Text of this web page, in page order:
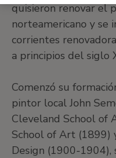
quisieron renovar el
norteamericano y se
corrientes
a principios del siglo
Comenzó su
pintor local John
Cleveland School of
School of Art (1899)
Design (1900-1904),